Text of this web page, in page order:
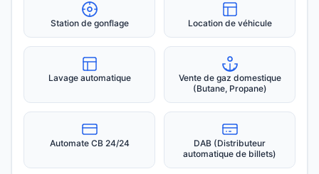
Station de gonflage Location de véhicule
Lavage automatique
Vente de gaz domestique
(Butane, Propane)
Automate CB 24/24
DAB (Distributeur
automatique de billets)